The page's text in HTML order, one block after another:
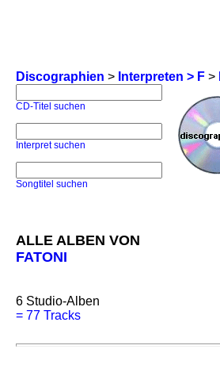
Discographien > Interpreten > F >
CD-Titel suchen
Interpret suchen
Songtitel suchen
ALLE ALBEN VON
FATONI
6 Studio-Alben
= 77 Tracks